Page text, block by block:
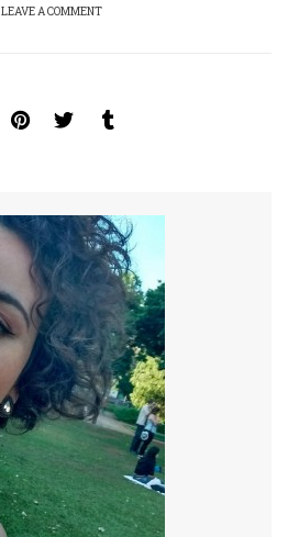
LEAVE A COMMENT